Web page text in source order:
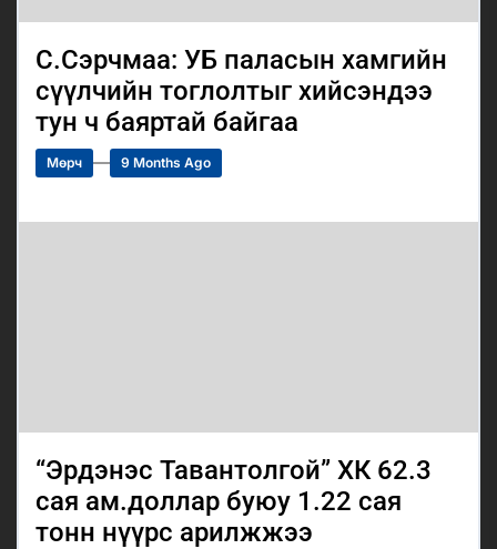
С.Сэрчмаа: УБ паласын хамгийн
сүүлчийн тоглолтыг хийсэндээ
тун ч баяртай байгаа
Мөрч 9 Months Ago
“Эрдэнэс Тавантолгой” ХК 62.3
сая ам.доллар буюу 1.22 сая
тонн нүүрс арилжжээ